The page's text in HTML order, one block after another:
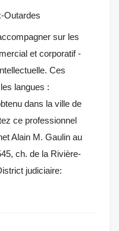
Outardes
sur les
et corporatif -
Ces
langues :
dans la ville de
ce professionnel
Alain M. Gaulin au
ch. de la Rivière-
judiciaire: